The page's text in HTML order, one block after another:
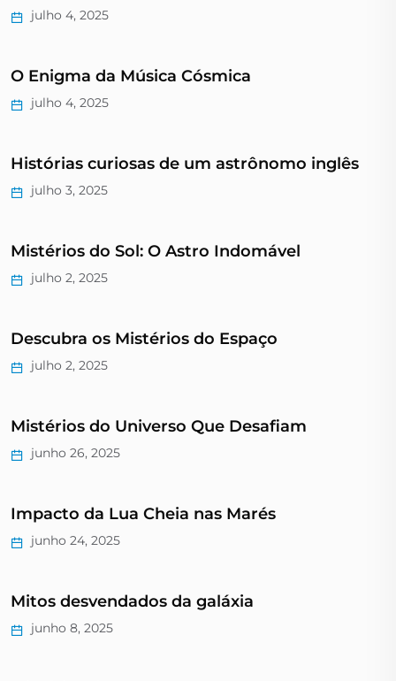
julho 4, 2025
O Enigma da Música Cósmica
julho 4, 2025
Histórias curiosas de um astrônomo inglês
julho 3, 2025
Mistérios do Sol: O Astro Indomável
julho 2, 2025
Descubra os Mistérios do Espaço
julho 2, 2025
Mistérios do Universo Que Desafiam
junho 26, 2025
Impacto da Lua Cheia nas Marés
junho 24, 2025
Mitos desvendados da galáxia
junho 8, 2025